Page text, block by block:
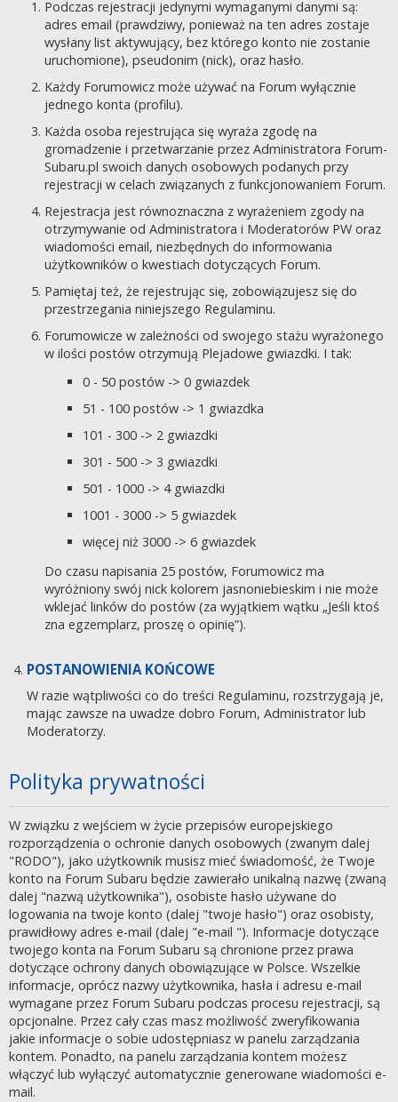
Podczas rejestracji jedynymi wymaganymi danymi są:
adres email (prawdziwy, ponieważ na ten adres zostaje
wysłany list aktywujący, bez którego konto nie zostanie
uruchomione), pseudonim (nick), oraz hasło.
Każdy Forumowicz może używać na Forum wyłącznie
jednego konta (profilu).
Każda osoba rejestrująca się wyraża zgodę na
gromadzenie i przetwarzanie przez Administratora Forum-
Subaru.pl swoich danych osobowych podanych przy
rejestracji w celach związanych z funkcjonowaniem Forum.
Rejestracja jest równoznaczna z wyrażeniem zgody na
otrzymywanie od Administratora i Moderatorów PW oraz
wiadomości email, niezbędnych do informowania
użytkowników o kwestiach dotyczących Forum.
Pamiętaj też, że rejestrując się, zobowiązujesz się do
przestrzegania niniejszego Regulaminu.
Forumowicze w zależności od swojego stażu wyrażonego
w ilości postów otrzymują Plejadowe gwiazdki. I tak:
0 - 50 postów -> 0 gwiazdek
51 - 100 postów -> 1 gwiazdka
101 - 300 -> 2 gwiazdki
301 - 500 -> 3 gwiazdki
501 - 1000 -> 4 gwiazdki
1001 - 3000 -> 5 gwiazdek
więcej niż 3000 -> 6 gwiazdek
Do czasu napisania 25 postów, Forumowicz ma
wyróżniony swój nick kolorem jasnoniebieskim i nie może
wklejać linków do postów (za wyjątkiem wątku „Jeśli ktoś
zna egzemplarz, proszę o opinię”).
POSTANOWIENIA KOŃCOWE
W razie wątpliwości co do treści Regulaminu, rozstrzygają je,
mając zawsze na uwadze dobro Forum, Administrator lub
Moderatorzy.
Polityka prywatności
W związku z wejściem w życie przepisów europejskiego
rozporządzenia o ochronie danych osobowych (zwanym dalej
"RODO"), jako użytkownik musisz mieć świadomość, że Twoje
konto na Forum Subaru będzie zawierało unikalną nazwę (zwaną
dalej "nazwą użytkownika"), osobiste hasło używane do
logowania na twoje konto (dalej "twoje hasło") oraz osobisty,
prawidłowy adres e-mail (dalej "e-mail "). Informacje dotyczące
twojego konta na Forum Subaru są chronione przez prawa
dotyczące ochrony danych obowiązujące w Polsce. Wszelkie
informacje, oprócz nazwy użytkownika, hasła i adresu e-mail
wymagane przez Forum Subaru podczas procesu rejestracji, są
opcjonalne. Przez cały czas masz możliwość zweryfikowania
jakie informacje o sobie udostępniasz w panelu zarządzania
kontem. Ponadto, na panelu zarządzania kontem możesz
włączyć lub wyłączyć automatycznie generowane wiadomości e-
mail.